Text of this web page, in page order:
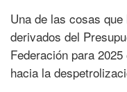
Una de las cosas
derivados del
Federación para
hacia la